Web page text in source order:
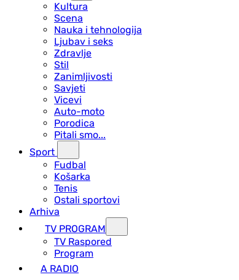
Kultura
Scena
Nauka i tehnologija
Ljubav i seks
Zdravlje
Stil
Zanimljivosti
Savjeti
Vicevi
Auto-moto
Porodica
Pitali smo...
Sport
Fudbal
Košarka
Tenis
Ostali sportovi
Arhiva
TV PROGRAM
ТV Raspored
Program
A RADIO